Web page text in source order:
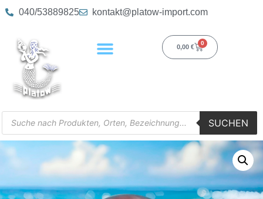
040/53889825 kontakt@platow-import.com
0,00 €
0
SUCHEN